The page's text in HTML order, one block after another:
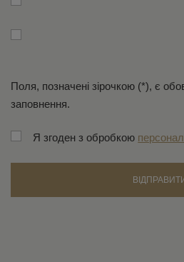
Поля, позначені зірочкою (*), є
заповнення.
Я згоден з обробкою